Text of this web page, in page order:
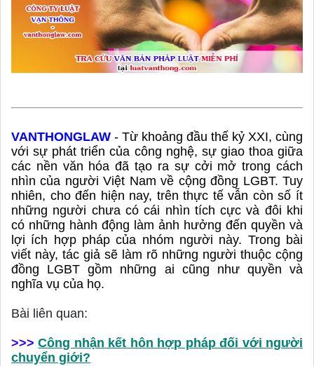
VANTHONGLAW - Từ khoảng đầu thế kỷ XXI, cùng
với sự phát triển của công nghệ, sự giao thoa giữa
các nền văn hóa đã tạo ra sự cởi mở trong cách
nhìn của người Việt Nam về cộng đồng LGBT. Tuy
nhiên, cho đến hiện nay, trên thực tế vẫn còn số ít
những người chưa có cái nhìn tích cực và đôi khi
có những hành động làm ảnh hưởng đến quyền và
lợi ích hợp pháp của nhóm người này. Trong bài
viết này, tác giả sẽ làm rõ những người thuộc cộng
đồng LGBT gồm những ai cũng như quyền và
nghĩa vụ của họ.
Bài liên quan:
>>>Công nhận kết hôn hợp pháp đối với người
chuyển giới?